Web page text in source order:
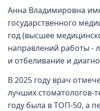
Анна Владимировна
государственного
год (высшее
направлений работы -
и отбеливание и
В 2025 году врач
лучших стоматологов-
году была в ТОП-50, а